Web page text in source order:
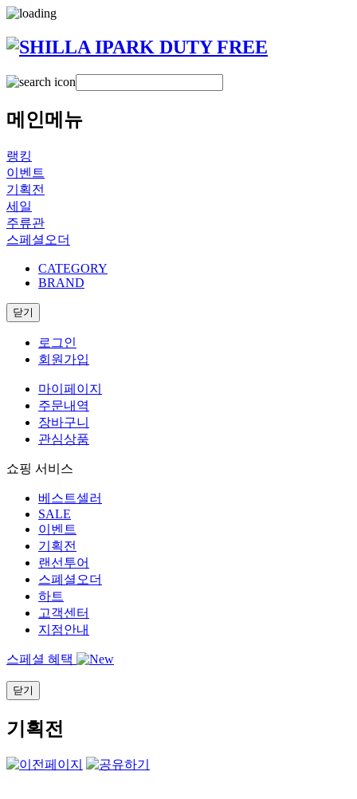
메인메뉴
랭킹
이벤트
기획전
세일
주류관
스페셜오더
CATEGORY
BRAND
닫기
로그인
회원가입
마이페이지
주문내역
장바구니
관심상품
쇼핑 서비스
베스트셀러
SALE
이벤트
기획전
랜선투어
스폐셜오더
하트
고객센터
지점안내
스페셜 혜택
닫기
기획전